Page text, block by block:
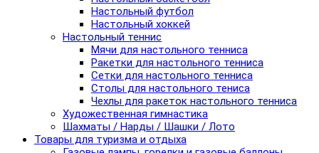
Настольный футбол
Настольный хоккей
Настольный теннис
Мячи для настольного тенниса
Ракетки для настольного тенниса
Сетки для настольного тенниса
Столы для настольного тениса
Чехлы для ракеток настольного тенниса
Художественная гимнастика
Шахматы / Нарды / Шашки / Лото
Товары для туризма и отдыха